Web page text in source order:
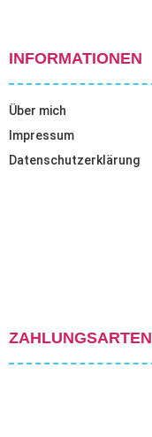
INFORMATIONEN
Über mich
Impressum
Datenschutzerklärung
ZAHLUNGSARTEN